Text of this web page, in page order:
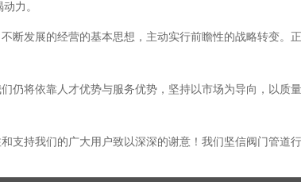
力。
断发展的经营的基本思想，主动实行前瞻性的战略转变
仍将依靠人才优势与服务优势，坚持以市场为导向，以质
支持我们的广大用户致以深深的谢意！我们坚信阀门管道